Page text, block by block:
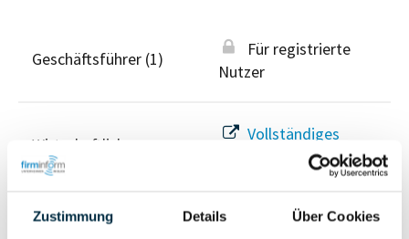
Zustimmung Details Über Cookies
Geschäftsführer (1)
Für registrierte
Nutzer
Wirtschaftlich
Berechtigter
Vollständiges
Unternehmensprofil